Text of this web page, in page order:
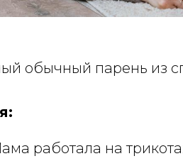
обычный парень из
работала на